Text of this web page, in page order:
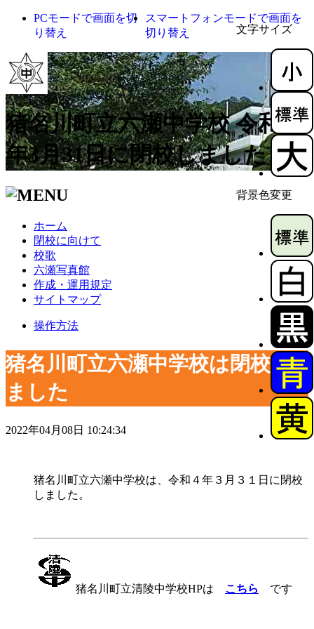
文字サイズ
背景色変更
PCモードで画面を切
り替え
スマートフォンモードで画面を
切り替え
猪名川町立六瀬中学校 令和4
年3月31日に閉校しました
ホーム
閉校に向けて
校歌
六瀬写真館
作成・運用規定
サイトマップ
操作方法
猪名川町立六瀬中学校は閉校し
ました
2022年04月08日 10:24:34
猪名川町立六瀬中学校は、令和４年３月３１日に閉校
しました。
猪名川町立清陵中学校HPは こちら です